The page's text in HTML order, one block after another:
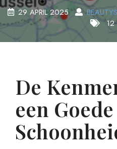
29 APRIL 2025
12
De
een Goede